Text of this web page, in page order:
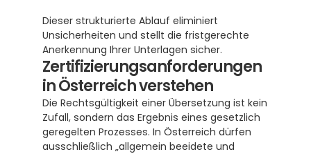
Dieser strukturierte Ablauf eliminiert
Unsicherheiten und stellt die fristgerechte
Anerkennung Ihrer Unterlagen sicher.
Zertifizierungsanforderungen
in Österreich verstehen
Die Rechtsgültigkeit einer Übersetzung ist kein
Zufall, sondern das Ergebnis eines gesetzlich
geregelten Prozesses. In Österreich dürfen
ausschließlich „allgemein beeidete und